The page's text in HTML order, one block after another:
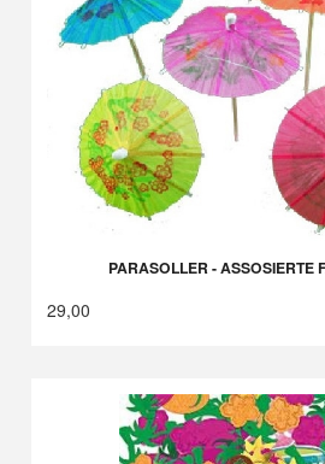
PARASOLLER - ASSOSIERTE
29,00